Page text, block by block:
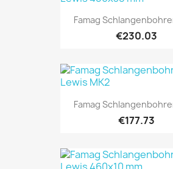
Famag
€230.03
Famag
€177.73